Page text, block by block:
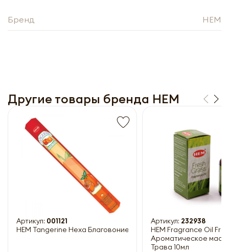
Бренд HEM
Другие товары бренда HEM
Артикул: 001121
HEM Tangerine Hexa Благовоние Мандарин 20шт
Артикул: 232938
HEM Fragrance Oil Fresh Grass
Ароматическое
Трава 10мл
Получить прайс-лист
Обязательны к заполнению